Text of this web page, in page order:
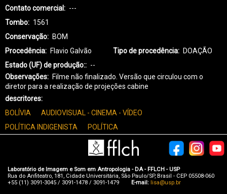
Contato comercial
---
Tombo
1561
Conservação
BOM
Procedência
Flavio Galvão Tipo de procedência
DOAÇÃO
Estado (UF) de produção:
--
Observações
Filme não finalizado. Versão que circulou com o
diretor para a realização de projeções cabine
descritores
BOLÍVIA
AUDIOVISUAL - CINEMA - VÍDEO
POLÍTICA INDIGENISTA
POLÍTICA
Laboratório de Imagem e Som em Antropologia - DA - FFLCH - USP
Rua do Anfiteatro, 181, Cidade Universitária, São Paulo/SP, Brasil - CEP 05508-060
+55 (11) 3091-3045 / 3091-1478 / 3091-1479 E-mail: lisa@usp.br